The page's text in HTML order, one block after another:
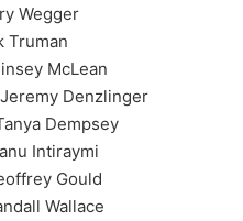
McLean
Denzlinger
Dempsey
Intiraymi
Gould
Wallace